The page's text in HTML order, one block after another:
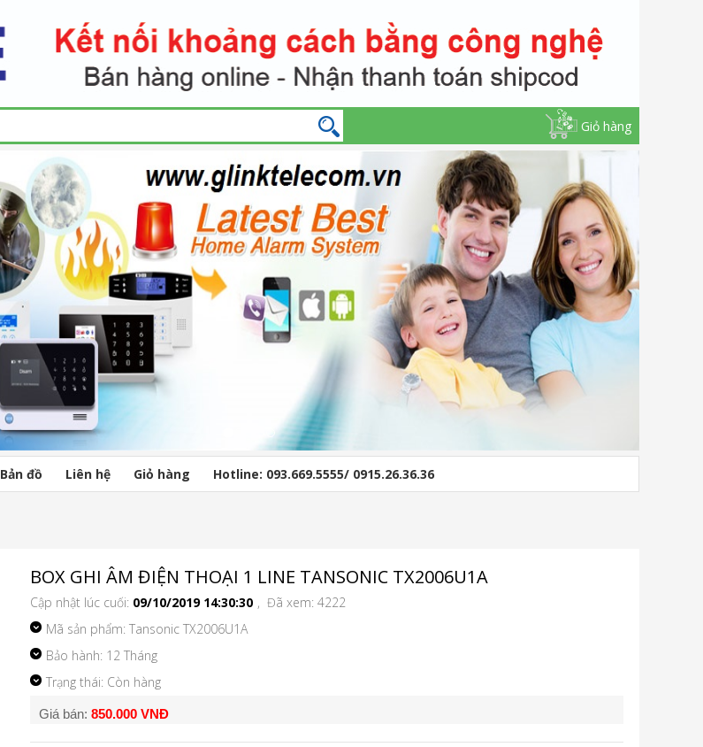
Giỏ hàng
Bản đồ Liên hệ Giỏ hàng Hotline: 093.669.5555/ 0915.26.36.36
BOX GHI ÂM ĐIỆN THOẠI 1 LINE TANSONIC TX2006U1A
Cập nhật lúc cuối: 09/10/2019 14:30:30 , Đã xem: 4222
Mã sản phẩm: Tansonic TX2006U1A
Bảo hành: 12 Tháng
Trạng thái: Còn hàng
Giá bán: 850.000 VNĐ